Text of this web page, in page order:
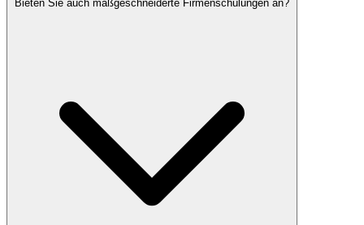
Bieten Sie auch maßgeschneiderte Firmenschulungen an?